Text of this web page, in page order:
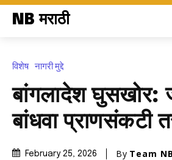
NB मराठी
विशेष नागरी मुद्दे
बांगलादेश घुसखोर:
बांधवा प्राणसंकटी
February 25, 2026 By Team